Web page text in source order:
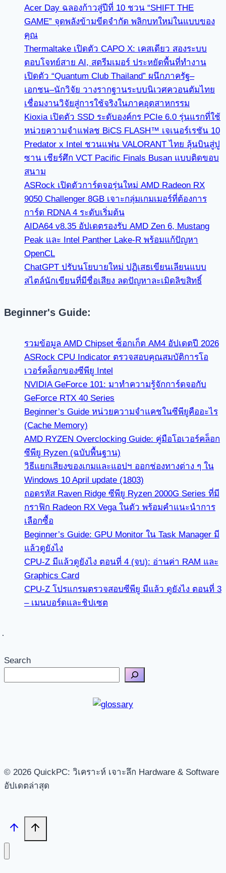
Acer Day ฉลองก้าวสู่ปีที่ 10 ชวน “SHIFT THE
GAME” จุดพลังข้ามขีดจำกัด พลิกบทใหม่ในแบบของ
คุณ
Thermaltake เปิดตัว CAPO X: เคสเดียว สองระบบ
ตอบโจทย์สาย AI, สตรีมเมอร์ ประหยัดพื้นที่ทำงาน
เปิดตัว “Quantum Club Thailand” ผนึกภาครัฐ–
เอกชน–นักวิจัย วางรากฐานระบบนิเวศควอนตัมไทย
เชื่อมงานวิจัยสู่การใช้จริงในภาคอุตสาหกรรม
Kioxia เปิดตัว SSD ระดับองค์กร PCIe 6.0 รุ่นแรกที่ใช้
หน่วยความจำแฟลช BiCS FLASH™ เจเนอร์เรชัน 10
Predator x Intel ชวนแฟน VALORANT ไทย ลุ้นบินสู่ปู
ซาน เชียร์ศึก VCT Pacific Finals Busan แบบติดขอบ
สนาม
ASRock เปิดตัวการ์ดจอรุ่นใหม่ AMD Radeon RX
9050 Challenger 8GB เจาะกลุ่มเกมเมอร์ที่ต้องการ
การ์ด RDNA 4 ระดับเริ่มต้น
AIDA64 v8.35 อัปเดตรองรับ AMD Zen 6, Mustang
Peak และ Intel Panther Lake-R พร้อมแก้ปัญหา
OpenCL
ChatGPT ปรับนโยบายใหม่ ปฏิเสธเขียนเลียนแบบ
สไตล์นักเขียนที่มีชื่อเสียง ลดปัญหาละเมิดลิขสิทธิ์
Beginner's Guide:
รวมข้อมูล AMD Chipset ซ็อกเก็ต AM4 อัปเดตปี 2026
ASRock CPU Indicator ตรวจสอบคุณสมบัติการโอ
เวอร์คล็อกของซีพียู Intel
NVIDIA GeForce 101: มาทำความรู้จักการ์ดจอกับ
GeForce RTX 40 Series
Beginner’s Guide หน่วยความจำแคชในซีพียูคืออะไร
(Cache Memory)
AMD RYZEN Overclocking Guide: คู่มือโอเวอร์คล็อก
ซีพียู Ryzen (ฉบับพื้นฐาน)
วิธีแยกเสียงของเกมและแอปฯ ออกช่องทางต่าง ๆ ใน
Windows 10 April update (1803)
ถอดรหัส Raven Ridge ซีพียู Ryzen 2000G Series ที่มี
กราฟิก Radeon RX Vega ในตัว พร้อมคำแนะนำการ
เลือกซื้อ
Beginner’s Guide: GPU Monitor ใน Task Manager มี
แล้วดูยังไง
CPU-Z มีแล้วดูยังไง ตอนที่ 4 (จบ): อ่านค่า RAM และ
Graphics Card
CPU-Z โปรแกรมตรวจสอบซีพียู มีแล้ว ดูยังไง ตอนที่ 3
– เมนบอร์ดและชิปเซต
Search
© 2026 QuickPC: วิเคราะห์ เจาะลึก Hardware & Software
อัปเดตล่าสุด